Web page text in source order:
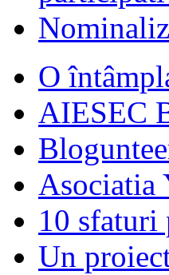
O
AIESEC
Asociatia
10 sfaturi
Un